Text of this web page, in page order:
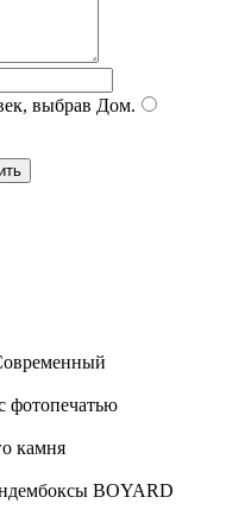
выбрав Дом.
фотопечатью
камня
BOYARD